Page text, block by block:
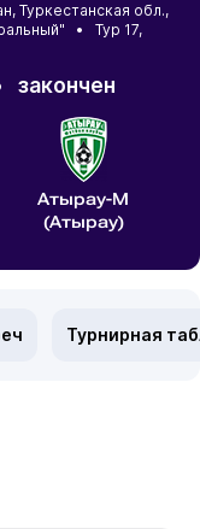
, Туркестанская обл.,
• Тур 17,
закончен
Атырау-М
(Атырау)
Турнирная